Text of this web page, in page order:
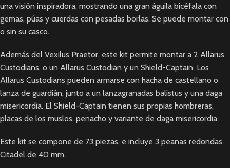
una visión inspiradora, mostrando una gran águila bicéfala con
gemas, púas y cuerdas con pesadas borlas. Se puede montar con
o sin su casco.
Además del Vexilus Praetor, este kit permite montar a 2 Allarus
Custodians, o un Allarus Custodian y un Shield-Captain. Los
Allarus Custodians pueden armarse con hacha de castellano o
lanza de guardián, junto a un lanzagranadas balistus y una daga
misericordia. El Shield-Captain tienen sus propias hombreras,
placas de los muslos, penacho y variante de daga misericordia.
Este kit se compone de 73 piezas, e incluye 3 peanas redondas
Citadel de 40 mm.